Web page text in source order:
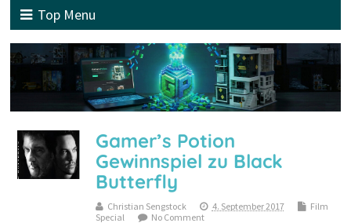
Top Menu
Gamer’s Potion
Gewinnspiel zu Black
Butterfly
Christian Sengstock 4. September 2017
Film
Special
No Comment